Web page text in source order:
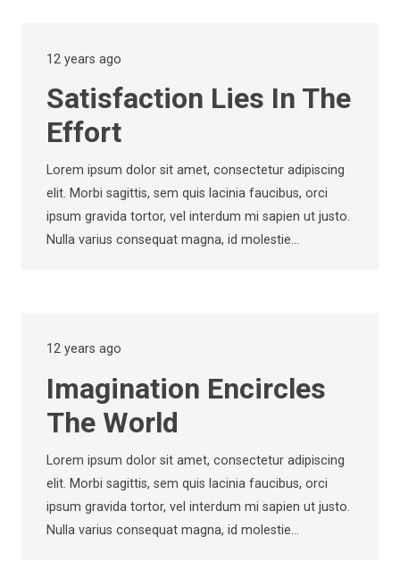
12 years ago
Satisfaction Lies In The
Effort
Lorem ipsum dolor sit amet, consectetur adipiscing
elit. Morbi sagittis, sem quis lacinia faucibus, orci
ipsum gravida tortor, vel interdum mi sapien ut justo.
Nulla varius consequat magna, id molestie…
12 years ago
Imagination Encircles
The World
Lorem ipsum dolor sit amet, consectetur adipiscing
elit. Morbi sagittis, sem quis lacinia faucibus, orci
ipsum gravida tortor, vel interdum mi sapien ut justo.
Nulla varius consequat magna, id molestie…